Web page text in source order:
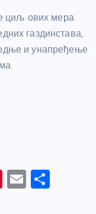
циљ ових мера
газдинстава,
и унапређење
Pi
E